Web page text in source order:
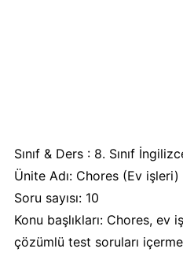
Sınıf & Ders : 8. Sınıf
Ünite Adı: Chores (Ev işleri)
Soru sayısı: 10
Konu başlıkları: Chores, ev
çözümlü test soruları